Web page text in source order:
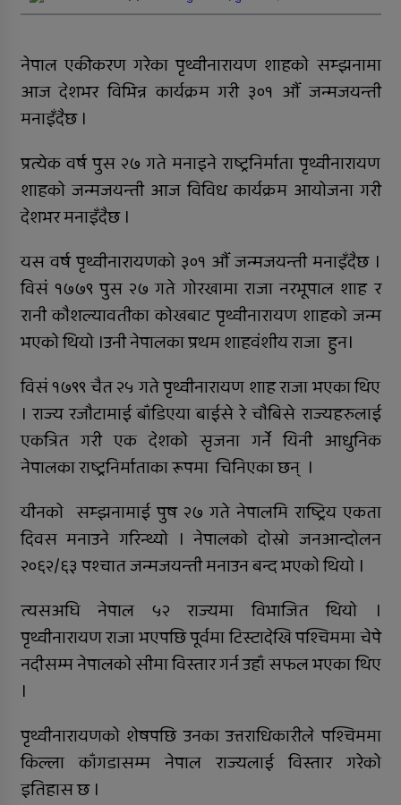
जिल्ला अस्पतालमा जटिल शल्यक्रिया
समानताका लागि सरोकारवालाको १० बुँदे
प्रतिबद्धता
कर्णालीमा विपद् प्रतिकार्य योजना लागू
सार्वजनिक बिदामा पनि सेवा दिदै
कालीकोटका नौ पालिकाको चार अर्ब ५५
करोड बजेट
सुर्खेतमा लागुऔषधविरुद्ध सचेतना
कार्यक्रम
नेपाल एकीकरण गरेका पृथ्वीनारायण शाहको सम्झनामा
आज देशभर विभिन्न कार्यक्रम गरी ३०१ औँ जन्मजयन्ती
मनाइँदैछ ।
प्रत्येक वर्ष पुस २७ गते मनाइने राष्ट्रनिर्माता पृथ्वीनारायण
शाहको जन्मजयन्ती आज विविध कार्यक्रम आयोजना गरी
देशभर मनाइँदैछ ।
यस वर्ष पृथ्वीनारायणको ३०१ औँ जन्मजयन्ती मनाइँदैछ ।
विसं १७७९ पुस २७ गते गोरखामा राजा नरभूपाल शाह र
रानी कौशल्यावतीका कोखबाट पृथ्वीनारायण शाहको जन्म
भएको थियो ।उनी नेपालका प्रथम शाहवंशीय राजा हुन।
विसं १७९९ चैत २५ गते पृथ्वीनारायण शाह राजा भएका थिए
। राज्य रजौटामाई बाँडिएया बाईसे रे चौबिसे राज्यहरुलाई
एकत्रित गरी एक देशको सृजना गर्ने यिनी आधुनिक
नेपालका राष्ट्रनिर्माताका रूपमा चिनिएका छन् ।
यीनकाे सम्झनामाई पुष २७ गते नेपालमि राष्ट्रिय एकता
दिवस मनाउने गरिन्थ्यो । नेपालकाे दाेस्राे जनआन्दाेलन
२०६२/६३ पश्चात जन्मजयन्ती मनाउन बन्द भएकाे थियाे ।
त्यसअघि नेपाल ५२ राज्यमा विभाजित थियो ।
पृथ्वीनारायण राजा भएपछि पूर्वमा टिस्टादेखि पश्चिममा चेपे
नदीसम्म नेपालको सीमा विस्तार गर्न उहाँ सफल भएका थिए
।
पृथ्वीनारायणको शेषपछि उनका उत्तराधिकारीले पश्चिममा
किल्ला काँगडासम्म नेपाल राज्यलाई विस्तार गरेको
इतिहास छ ।